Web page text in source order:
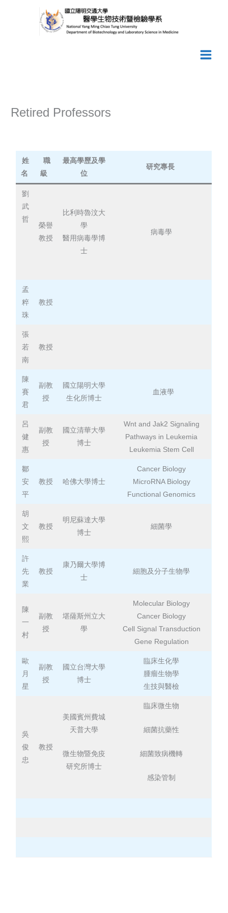
Retired Professors
姓
名
職
級
最高學歷及學
位
研究專長
劉
武
哲
榮譽
教授
比利時魯汶大
學
醫用病毒學博
士
病毒學
孟
粹
珠
教授
張
若
南
教授
陳
賽
君
副教
授
國立陽明大學
生化所博士
血液學
呂
健
惠
副教
授
國立清華大學
博士
Wnt and Jak2 Signaling
Pathways in Leukemia
Leukemia Stem Cell
鄒
安
平
教授 哈佛大學博士
Cancer Biology
MicroRNA Biology
Functional Genomics
胡
文
熙
教授
明尼蘇達大學
博士
細菌學
許
先
業
教授
康乃爾大學博
士
細胞及分子生物學
陳
一
村
副教
授
堪薩斯州立大
學
Molecular Biology
Cancer Biology
Cell Signal Transduction
Gene Regulation
歐
月
星
副教
授
國立台灣大學
博士
臨床生化學
腫瘤生物學
生技與醫檢
吳
俊
忠
教授
美國賓州費城
天普大學
微生物暨免疫
研究所博士
臨床微生物
細菌抗藥性
細菌致病機轉
感染管制